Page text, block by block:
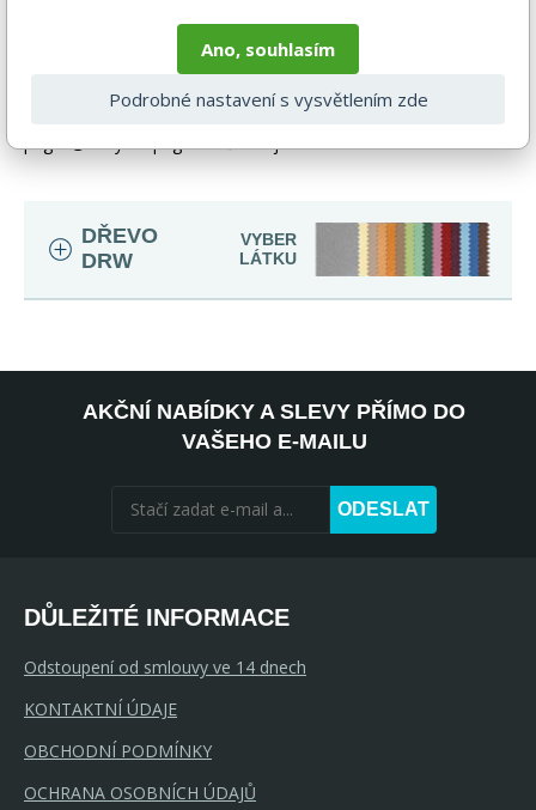
Pokud není uvedeno jinak. Většinou je zboží dodáváno v
demontovaném stavu, dle charakteru zboží. Fotografie mohou
být i ilustrační a barva produktu nemusí odpovídat skutečnosti
vlivem nastavení monitoru a převodem do el. podoby. V
pegas@nabytek-pegas.cz či volejte 777244446.
DŘEVO
DRW
VYBER
LÁTKU
AKČNÍ NABÍDKY A SLEVY PŘÍMO DO
VAŠEHO E-MAILU
ODESLAT
DŮLEŽITÉ INFORMACE
Odstoupení od smlouvy ve 14 dnech
KONTAKTNÍ ÚDAJE
OBCHODNÍ PODMÍNKY
OCHRANA OSOBNÍCH ÚDAJŮ
Ano, souhlasím
Podrobné nastavení s vysvětlením zde